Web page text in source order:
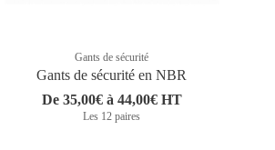
Gants de sécurité
Gants de sécurité en NBR
De 35,00€ à 44,00€ HT
Les 12 paires